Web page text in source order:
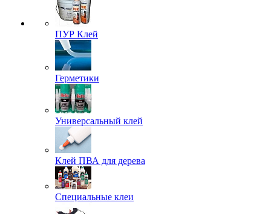
ПУР Клей
Герметики
Универсальный клей
Клей ПВА для дерева
Специальные клеи